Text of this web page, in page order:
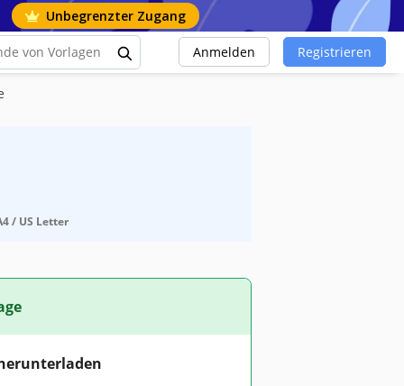
Unbegrenzter Zugang
Anmelden Registrieren
/ US Letter